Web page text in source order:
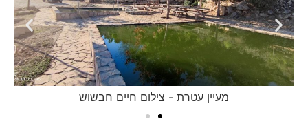
מעיין עטרת - צילום חיים חבשוש